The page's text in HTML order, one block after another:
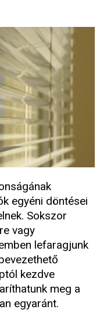
egyéni döntései
Sokszor
vagy
lefaragjunk
kezdve
meg a
egyaránt.